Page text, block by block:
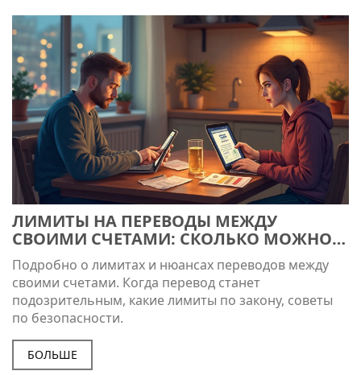
ЛИМИТЫ НА ПЕРЕВОДЫ МЕЖДУ
СВОИМИ СЧЕТАМИ: СКОЛЬКО МОЖНО
ПЕРЕВОДИТЬ БЕЗ ПРОБЛЕМ
Подробно о лимитах и нюансах переводов между
своими счетами. Когда перевод станет
подозрительным, какие лимиты по закону, советы
по безопасности.
БОЛЬШЕ